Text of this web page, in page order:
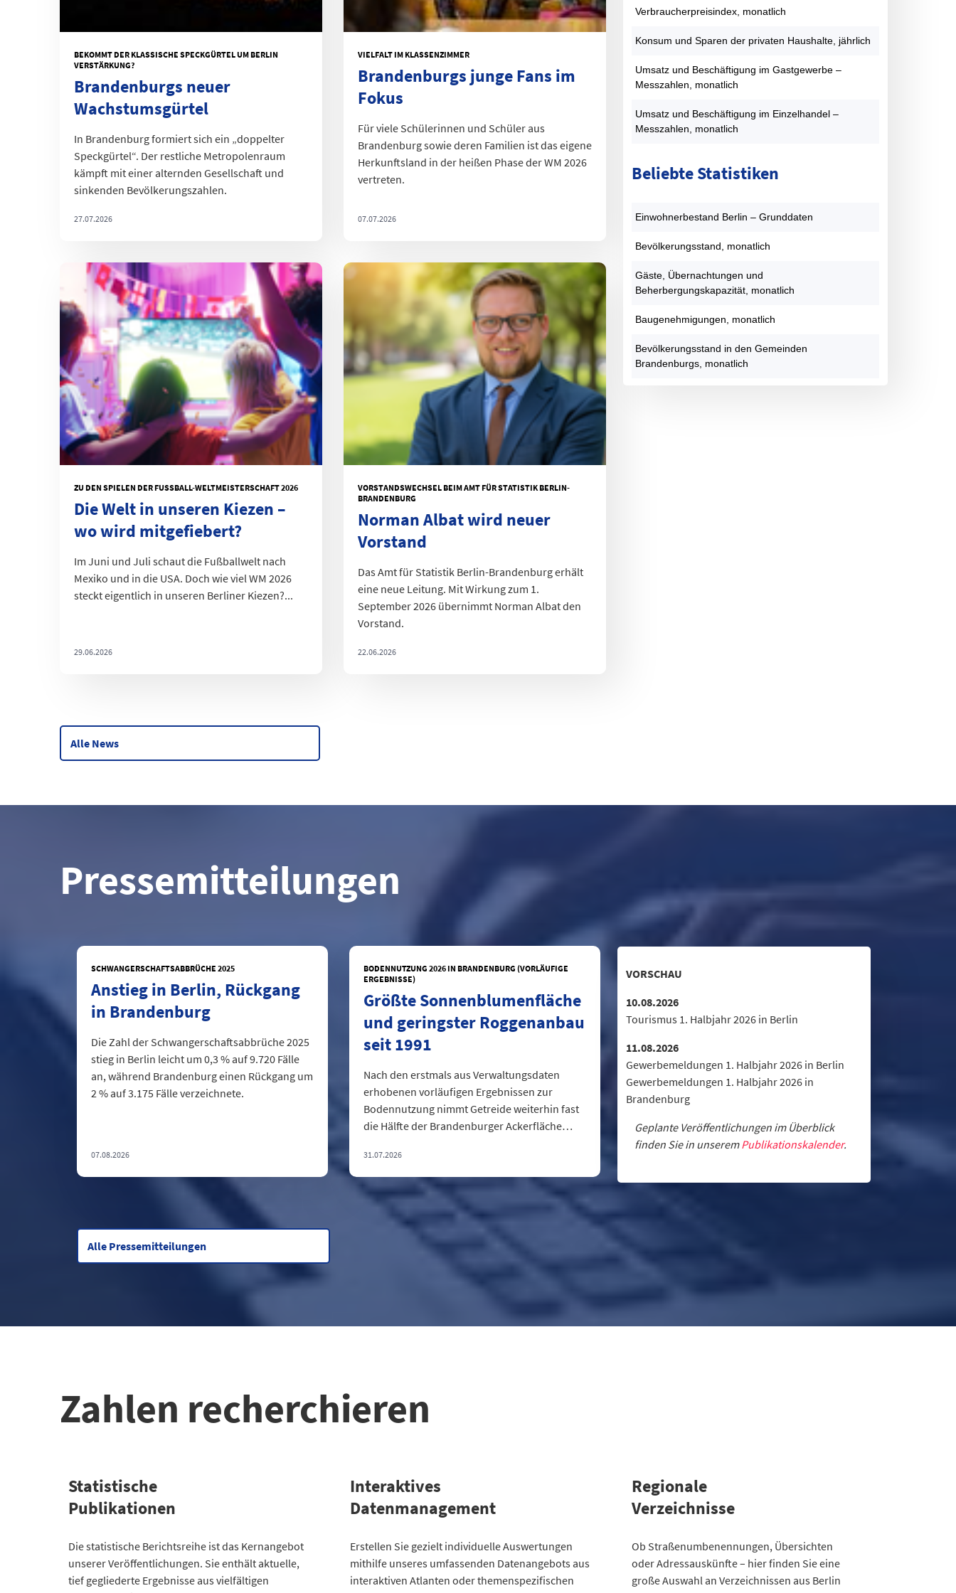
BEKOMMT DER KLASSISCHE SPECKGÜRTEL UM BERLIN
VERSTÄRKUNG?
Brandenburgs neuer
Wachstumsgürtel
In Brandenburg formiert sich ein „doppelter
Speckgürtel“. Der restliche Metropolenraum
kämpft mit einer alternden Gesellschaft und
sinkenden Bevölkerungszahlen.
27.07.2026
VIELFALT IM KLASSENZIMMER
Brandenburgs junge Fans im
Fokus
Für viele Schülerinnen und Schüler aus
Brandenburg sowie deren Familien ist das eigene
Herkunftsland in der heißen Phase der WM 2026
vertreten.
07.07.2026
ZU DEN SPIELEN DER FUSSBALL-WELTMEISTERSCHAFT 2026
Die Welt in unseren Kiezen –
wo wird mitgefiebert?
Im Juni und Juli schaut die Fußballwelt nach
Mexiko und in die USA. Doch wie viel WM 2026
steckt eigentlich in unseren Berliner Kiezen?...
29.06.2026
VORSTANDSWECHSEL BEIM AMT FÜR STATISTIK BERLIN-
BRANDENBURG
Norman Albat wird neuer
Vorstand
Das Amt für Statistik Berlin-Brandenburg erhält
eine neue Leitung. Mit Wirkung zum 1.
September 2026 übernimmt Norman Albat den
Vorstand.
22.06.2026
Alle News
Datentabelle: Abgeordnetenhauswahlen Berlin –
FDP
7,1 2,5 2,2
Sonstige
3,6 8,6 7 5
Verbraucherpreisindex, monatlich
Konsum und Sparen der privaten Haushalte, jährlich
Umsatz und Beschäftigung im Gastgewerbe –
Messzahlen, monatlich
Umsatz und Beschäftigung im Einzelhandel –
Messzahlen, monatlich
Beliebte Statistiken
Einwohnerbestand Berlin – Grunddaten
Bevölkerungsstand, monatlich
Gäste, Übernachtungen und
Beherbergungskapazität, monatlich
Baugenehmigungen, monatlich
Bevölkerungsstand in den Gemeinden
Brandenburgs, monatlich
Pressemitteilungen
SCHWANGERSCHAFTSABBRÜCHE 2025
Anstieg in Berlin, Rückgang
in Brandenburg
Die Zahl der Schwangerschaftsabbrüche 2025
stieg in Berlin leicht um 0,3 % auf 9.720 Fälle
an, während Brandenburg einen Rückgang um
2 % auf 3.175 Fälle verzeichnete.
07.08.2026
BODENNUTZUNG 2026 IN BRANDENBURG (VORLÄUFIGE
ERGEBNISSE)
Größte Sonnenblumenfläche
und geringster Roggenanbau
seit 1991
Nach den erstmals aus Verwaltungsdaten
erhobenen vorläufigen Ergebnissen zur
Bodennutzung nimmt Getreide weiterhin fast
die Hälfte der Brandenburger Ackerfläche
31.07.2026
VORSCHAU
10.08.2026
Tourismus 1. Halbjahr 2026 in Berlin
11.08.2026
Gewerbemeldungen 1. Halbjahr 2026 in Berlin
Gewerbemeldungen 1. Halbjahr 2026 in
Brandenburg
Geplante Veröffentlichungen im Überblick
finden Sie in unseremPublikationskalender.
Alle Pressemitteilungen
Zahlen recherchieren
Statistische
Publikationen
Kategorie
Anzahl Publikationen
Bevölkerung 30
Gesellschaft 64
Die statistische Berichtsreihe ist das Kernangebot
unserer Veröffentlichungen. Sie enthält aktuelle,
tief gegliederte Ergebnisse aus vielfältigen
Interaktives
Datenmanagement
Kategorie
Atlanten
Kommunales
3
Gesellschaftliches2
Erstellen Sie gezielt individuelle Auswertungen
mithilfe unseres umfassenden Datenangebots aus
interaktiven Atlanten oder themenspezifischen
Regionale
Verzeichnisse
KategorieStraßenumbenennungen Berlin
2013
7
2014
8
Ob Straßenumbenennungen, Übersichten
oder Adressauskünfte – hier finden Sie eine
große Auswahl an Verzeichnissen aus Berlin